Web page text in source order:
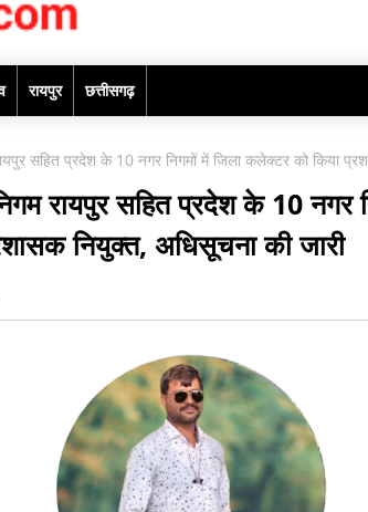
रायपुर छत्तीसगढ़
सहित प्रदेश के 10 नगर निगमों में जिला कलेक्टर को किया
रायपुर सहित प्रदेश के 10 नगर
नियुक्त, अधिसूचना की जारी